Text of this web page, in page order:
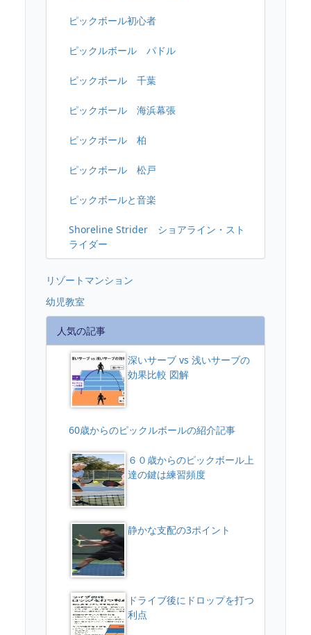
ピックボール初心者
ピックルボール パドル
ピックボール 千葉
ピックボール 海浜幕張
ピックボール 柏
ピックボール 松戸
ピックボールと音楽
Shoreline Strider ショアライン・スト
ライダー
リゾートマンション
幼児教室
人気の記事
深いサーブ vs 浅いサーブの
効果比較 図解
60歳からのピックルボールの紹介記事
６０歳からのピックボール上
達の鍵は練習頻度
静かな支配の3ポイント
ドライブ後にドロップを打つ
利点